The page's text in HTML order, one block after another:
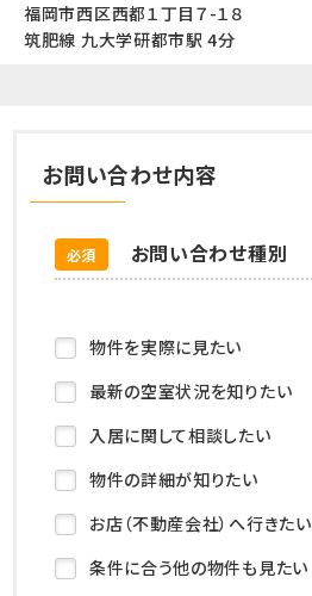
福岡市西区西都１丁目７-１８
筑肥線 九大学研都市駅 4分
お問い合わせ内容
お問い合わせ種別
必須
物件を実際に見たい
最新の空室状況を知りたい
入居に関して相談したい
物件の詳細が知りたい
お店（不動産会社）へ行きたい
条件に合う他の物件も見たい